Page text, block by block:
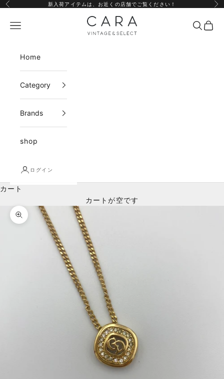
コンテンツへスキップ
前へ 新入荷アイテムは、 お近くの店舗でご覧ください！ 次
CARA vintage&select
メニュー 検索カー
Home
Category
Brands
shop
ログイン
カート
カートが空です
ズームイン